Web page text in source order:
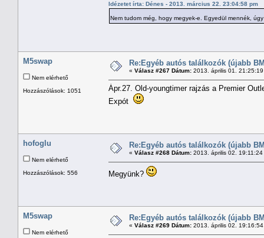
Idézetet írta: Dénes - 2013. március 22. 23:04:58 pm
Nem tudom még, hogy megyek-e. Egyedül mennék,
M5swap
Nem elérhető
Hozzászólások: 1051
Re:Egyéb autós találkozók (újabb
« Válasz #267 Dátum: 2013. április 01.
Ápr.27. Old-youngtimer rajzás a Premier
Expót
hofoglu
Nem elérhető
Hozzászólások: 556
Re:Egyéb autós találkozók (újabb
« Válasz #268 Dátum: 2013. április 02. 19:11:24
Megyünk?
M5swap
Nem elérhető
Re:Egyéb autós találkozók (újabb
« Válasz #269 Dátum: 2013. április 02.